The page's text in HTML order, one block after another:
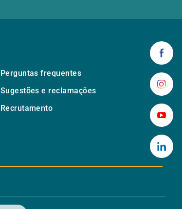
Perguntas frequentes
Sugestões e reclamações
Recrutamento